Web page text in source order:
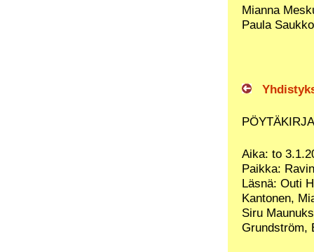
Mianna
Paula
Aika: to
Paikka:
Läsnä: Outi
Kantonen,
Siru
Grundström,